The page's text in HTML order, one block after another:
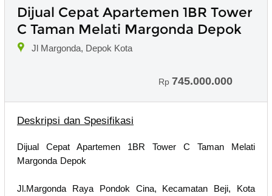
Dijual Cepat Apartemen 1BR Tower
C Taman Melati Margonda Depok
Jl Margonda, Depok Kota
Rp 745.000.000
Deskripsi dan Spesifikasi
Dijual Cepat Apartemen 1BR Tower C Taman Melati
Margonda Depok
Jl.Margonda Raya Pondok Cina, Kecamatan Beji, Kota